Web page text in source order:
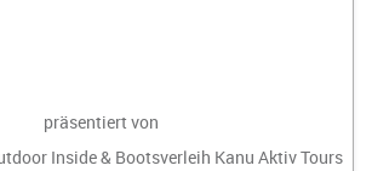
präsentiert von
Inside & Bootsverleih Kanu Aktiv Tours